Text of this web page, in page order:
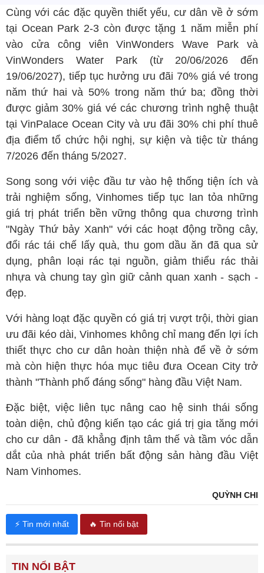
Cùng với các đặc quyền thiết yếu, cư dân về ở sớm
tại Ocean Park 2-3 còn được tặng 1 năm miễn phí
vào cửa công viên VinWonders Wave Park và
VinWonders Water Park (từ 20/06/2026 đến
19/06/2027), tiếp tục hưởng ưu đãi 70% giá vé trong
năm thứ hai và 50% trong năm thứ ba; đồng thời
được giảm 30% giá vé các chương trình nghệ thuật
tại VinPalace Ocean City và ưu đãi 30% chi phí thuê
địa điểm tổ chức hội nghị, sự kiện và tiệc từ tháng
7/2026 đến tháng 5/2027.
Song song với việc đầu tư vào hệ thống tiện ích và
trải nghiệm sống, Vinhomes tiếp tục lan tỏa những
giá trị phát triển bền vững thông qua chương trình
"Ngày Thứ bảy Xanh" với các hoạt động trồng cây,
đổi rác tái chế lấy quà, thu gom dầu ăn đã qua sử
dụng, phân loại rác tại nguồn, giảm thiểu rác thải
nhựa và chung tay gìn giữ cảnh quan xanh - sạch -
đẹp.
Với hàng loạt đặc quyền có giá trị vượt trội, thời gian
ưu đãi kéo dài, Vinhomes không chỉ mang đến lợi ích
thiết thực cho cư dân hoàn thiện nhà để về ở sớm
mà còn hiện thực hóa mục tiêu đưa Ocean City trở
thành "Thành phố đáng sống" hàng đầu Việt Nam.
Đặc biệt, việc liên tục nâng cao hệ sinh thái sống
toàn diện, chủ động kiến tạo các giá trị gia tăng mới
cho cư dân - đã khẳng định tâm thế và tầm vóc dẫn
dắt của nhà phát triển bất động sản hàng đầu Việt
Nam Vinhomes.
QUỲNH CHI
⚡ Tin mới nhất 🔥 Tin nổi bật
TIN NỔI BẬT